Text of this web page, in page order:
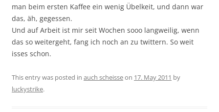
man beim ersten Kaffee ein wenig Übelkeit, und dann war
das, äh, gegessen.
Und auf Arbeit ist mir seit Wochen sooo langweilig, wenn
das so weitergeht, fang ich noch an zu twittern. So weit
isses schon.
This entry was posted in auch scheisseon 17. May 2011 by
luckystrike.